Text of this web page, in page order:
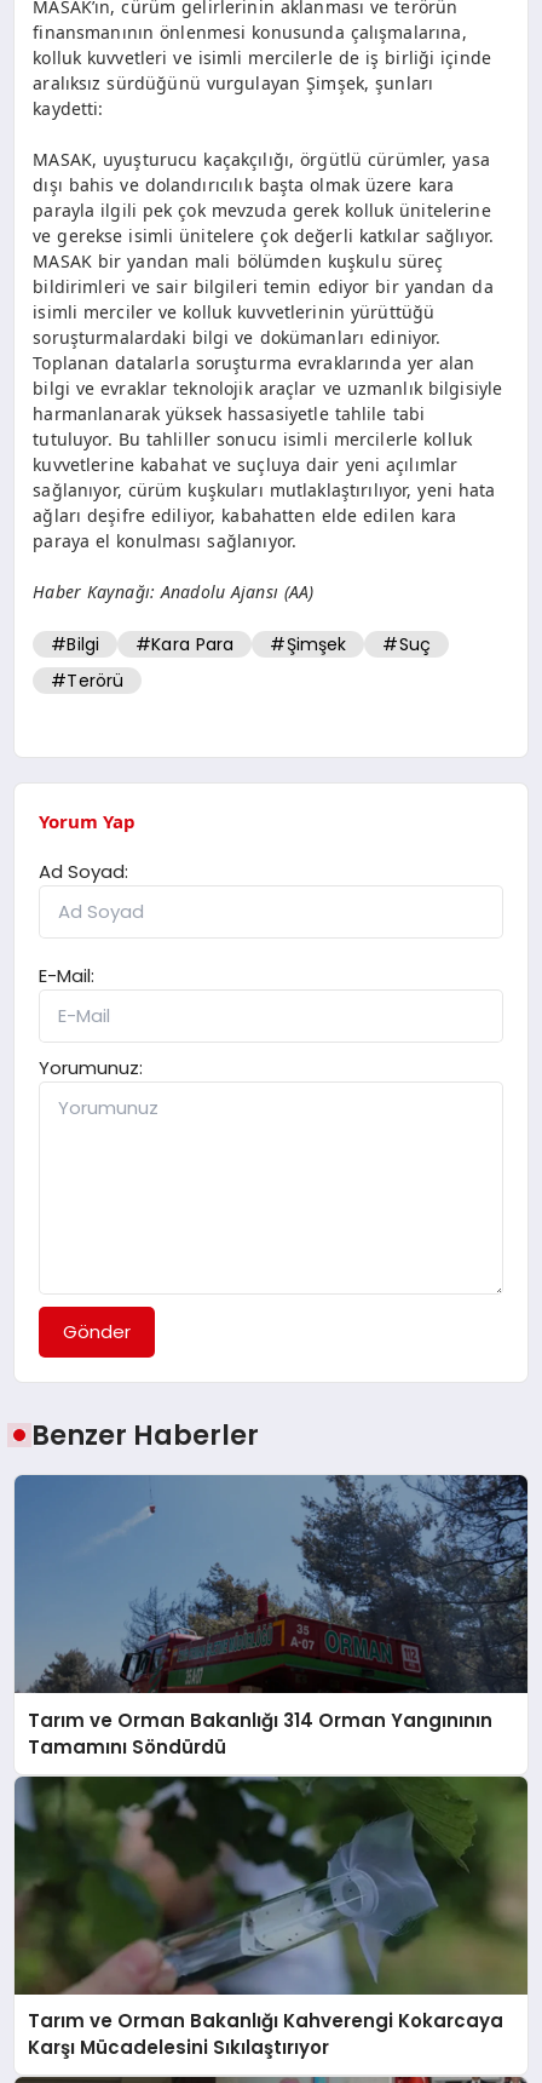
MASAK’ın, cürüm gelirlerinin aklanması ve terörün
finansmanının önlenmesi konusunda çalışmalarına,
kolluk kuvvetleri ve isimli mercilerle de iş birliği içinde
aralıksız sürdüğünü vurgulayan Şimşek, şunları
kaydetti:
MASAK, uyuşturucu kaçakçılığı, örgütlü cürümler, yasa
dışı bahis ve dolandırıcılık başta olmak üzere kara
parayla ilgili pek çok mevzuda gerek kolluk ünitelerine
ve gerekse isimli ünitelere çok değerli katkılar sağlıyor.
MASAK bir yandan mali bölümden kuşkulu süreç
bildirimleri ve sair bilgileri temin ediyor bir yandan da
isimli merciler ve kolluk kuvvetlerinin yürüttüğü
soruşturmalardaki bilgi ve dokümanları ediniyor.
Toplanan datalarla soruşturma evraklarında yer alan
bilgi ve evraklar teknolojik araçlar ve uzmanlık bilgisiyle
harmanlanarak yüksek hassasiyetle tahlile tabi
tutuluyor. Bu tahliller sonucu isimli mercilerle kolluk
kuvvetlerine kabahat ve suçluya dair yeni açılımlar
sağlanıyor, cürüm kuşkuları mutlaklaştırılıyor, yeni hata
ağları deşifre ediliyor, kabahatten elde edilen kara
paraya el konulması sağlanıyor.
Haber Kaynağı: Anadolu Ajansı (AA)
#Bilgi #Kara Para #Şimşek
#Suç
#Terörü
Yorum Yap
Ad Soyad:
E-Mail:
Yorumunuz:
Gönder
Benzer Haberler
Tarım ve Orman Bakanlığı 314 Orman Yangınının
Tamamını Söndürdü
Tarım ve Orman Bakanlığı Kahverengi Kokarcaya
Karşı Mücadelesini Sıkılaştırıyor